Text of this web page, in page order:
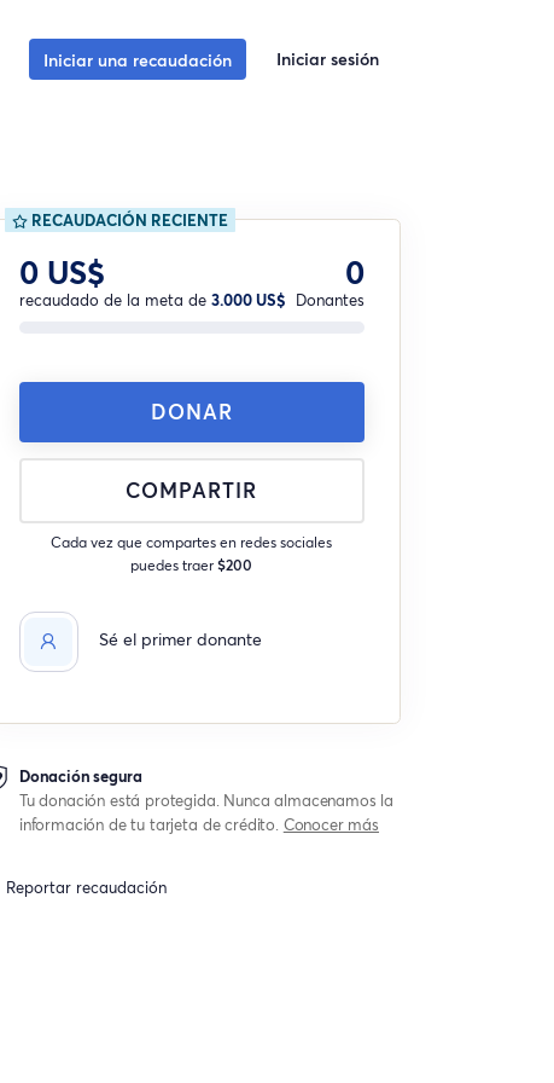
Iniciar una recaudación Iniciar sesión
RECAUDACIÓN RECIENTE
0 US$
recaudado de la meta de 3.000 US$
0
Donantes
DONAR
COMPARTIR
Cada vez que compartes en redes sociales
puedes traer$200
Sé el primer donante
Donación segura
Tu donación está protegida. Nunca almacenamos la
información de tu tarjeta de crédito. Conocer más
Reportar recaudación